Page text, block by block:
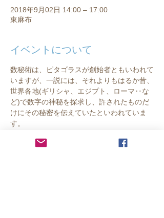
2018年9月02日 14:00 – 17:00
東麻布
イベントについて
数秘術は、ピタゴラスが創始者ともいわれて
いますが、一説には、それよりもはるか昔、
世界各地(ギリシャ、エジプト、ローマ‥な
ど)で数字の神秘を探求し、許されたものだ
けにその秘密を伝えていたといわれていま
す。
う一度探っていくことにより、自分と大いな